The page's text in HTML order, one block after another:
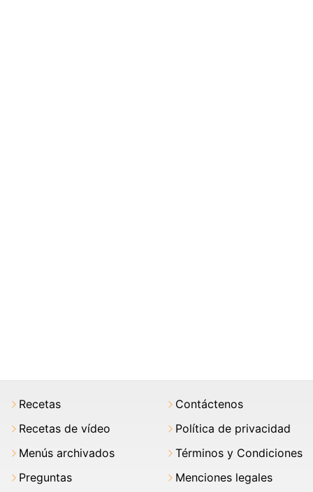
Recetas
Recetas de vídeo
Menús archivados
Preguntas
Contáctenos
Política de privacidad
Términos y Condiciones
Menciones legales